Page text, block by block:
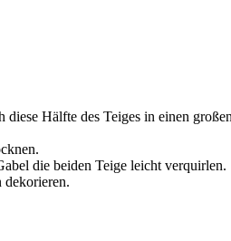
Hälfte des Teiges in einen
die beiden Teige leicht verquirlen.
dekorieren.